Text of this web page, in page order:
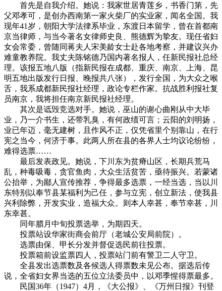
首先是自我介绍。她说：我家世居青莲乡，书香门第，先
父邓孝可，是创办西南第一家火柴厂的实业家，闻名全国。我
现年41岁，朝阳大学法律系毕业，东渡日本留学，曾在首都南
京当律师，与当今著名女律师史良、熊德辉为挚友。现任省妇
女会常委，曾随同蒋夫人宋美龄女士赴各地考察，并建议兴办
难童教养院。我丈夫陈铭德乃国内著名报人，任新民报社总经
理。该报五地八版（指新民报在成都、重庆、南京、上海、昆
明五地出版发行日报、晚报共八张），发行全国，为大众之喉
舌，我系成都新民报社经理，政论专栏作家。抗战胜利报社复
员南京，我将担任南京新民报社经理。
其次是诋毁竞选对手。她说，巫山的谢心曲刚从中大毕
业，乃一介书生，还带乳臭，有何政绩可言；云阳的刘明扬，
业已年迈，毫无建树，且作风不正，仅凭省里个别靠山，在行
宪之当今，何济于事。此两人所在县的各界人士均议论纷纷，
难得选票……
最后发表政见。她说，下川东为贫瘠山区，长期兵荒马
乱，种毒吸毒，贪官鱼肉，大众生活贫苦，亟待振兴。若蒙诸
公抬举，为鄙人宣传推荐，争得最多选票，一经当选，当以川
东特别以奉节县某福利为己任，参与立宪，创立新法，使我县
兴利除弊，开发实业，造福大众。则本人幸甚，奉节幸甚，川
东幸甚。
同年腊月中旬投票选举，为期四天。
投票站设华家街商会前厅（老城公安局前院）。
选票由保、甲长分发并督促选民前往投票。
投票箱前设监票四人，投票站门前有警卫二人守卫。
全县发出选票数及各候选人得票数未见公布。据选后传
说，全省妇女界当选的五位立法委员中，以邓季惺得票最多。
民国36年（1947）4月，《大公报》、《万州日报》刊登